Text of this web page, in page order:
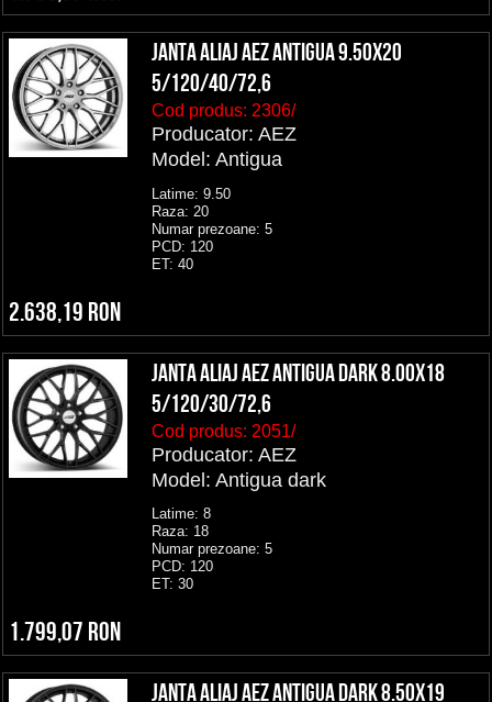
Janta aliaj AEZ Antigua 9.50x20
5/120/40/72,6
Cod produs: 2306/
Producator: AEZ
Model: Antigua
Latime: 9.50
Raza: 20
Numar prezoane: 5
PCD: 120
ET: 40
2.638,19 RON
Janta aliaj AEZ Antigua dark 8.00x18
5/120/30/72,6
Cod produs: 2051/
Producator: AEZ
Model: Antigua dark
Latime: 8
Raza: 18
Numar prezoane: 5
PCD: 120
ET: 30
1.799,07 RON
Janta aliaj AEZ Antigua dark 8.50x19